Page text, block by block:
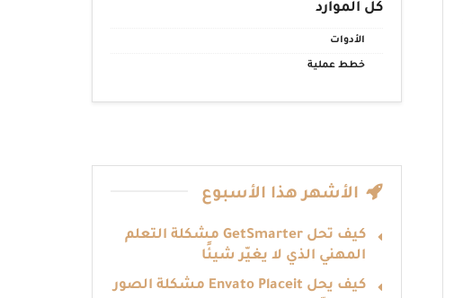
كل الموارد
الأدوات
خطط عملية
الأشهر هذا الأسبوع
كيف تحل GetSmarter مشكلة التعلم
المهني الذي لا يغيّر شيئًا
كيف يحل Envato Placeit مشكلة الصور